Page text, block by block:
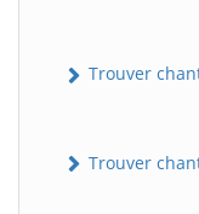
Trouver
Trouver